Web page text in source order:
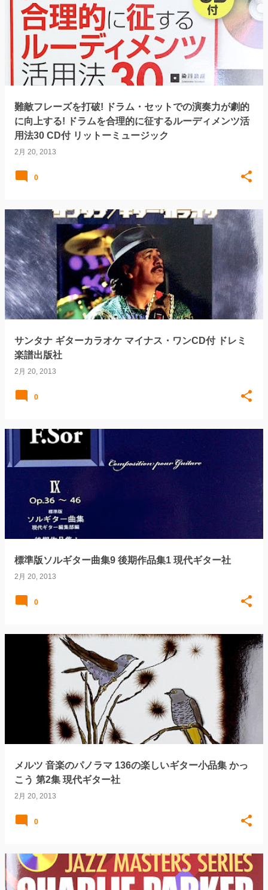
難敵フレーズを打破! ドラム・セットでの演奏力が劇的
に向上する! ドラムを合理的に征するルーディメンツ活
用法30 CD付 リットーミュージック
2月 20, 2013
0
サンタナ ギターカラオケ マイナス・ワンCD付 ドレミ
楽譜出版社
2月 20, 2013
0
標準版ソルギター曲集9 後期作品集1 現代ギター社
2月 20, 2013
0
メルツ 音楽のパノラマ 136の楽しいギター小品集 かっ
こう 第2集 現代ギター社
2月 20, 2013
0